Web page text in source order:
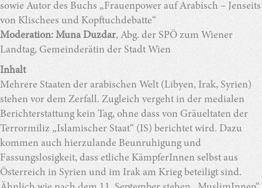
sowie Autor des Buchs „Frauenpower auf Arabisch – Jenseits
von Klischees und Kopftuchdebatte“
Moderation: Muna Duzdar, Abg. der SPÖ zum Wiener
Landtag, Gemeinderätin der Stadt Wien
Inhalt
Mehrere Staaten der arabischen Welt (Libyen, Irak, Syrien)
stehen vor dem Zerfall. Zugleich vergeht in der medialen
Berichterstattung kein Tag, ohne dass von Gräueltaten der
Terrormiliz „Islamischer Staat“ (IS) berichtet wird. Dazu
kommen auch hierzulande Beunruhigung und
Fassungslosigkeit, dass etliche KämpferInnen selbst aus
Österreich in Syrien und im Irak am Krieg beteiligt sind.